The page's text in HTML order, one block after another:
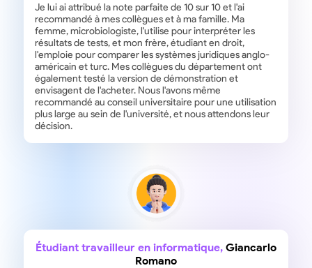
Je lui ai attribué la note parfaite de 10 sur 10 et l'ai
recommandé à mes collègues et à ma famille. Ma
femme, microbiologiste, l'utilise pour interpréter les
résultats de tests, et mon frère, étudiant en droit,
l'emploie pour comparer les systèmes juridiques anglo-
américain et turc. Mes collègues du département ont
également testé la version de démonstration et
envisagent de l'acheter. Nous l'avons même
recommandé au conseil universitaire pour une utilisation
plus large au sein de l'université, et nous attendons leur
décision.
Étudiant travailleur en informatique, Giancarlo
Romano